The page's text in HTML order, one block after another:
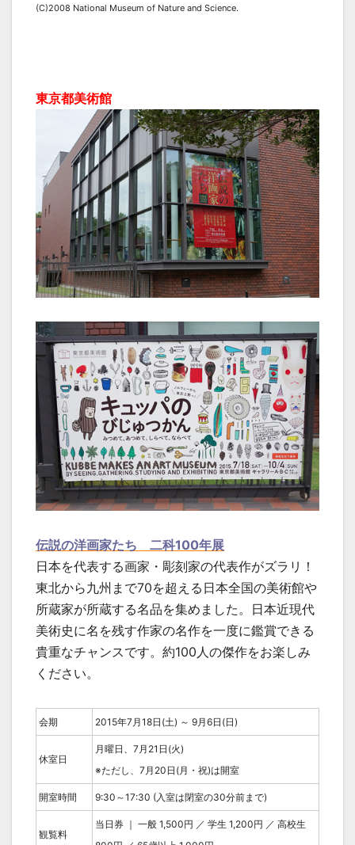
(C)2008 National Museum of Nature and Science.
東京都美術館
伝説の洋画家たち 二科100年展
日本を代表する画家・彫刻家の代表作がズラリ！
東北から九州まで70を超える日本全国の美術館や
所蔵家が所蔵する名品を集めました。日本近現代
美術史に名を残す作家の名作を一度に鑑賞できる
貴重なチャンスです。約100人の傑作をお楽しみ
ください。
会期 2015年7月18日(土) ～ 9月6日(日)
休室日
月曜日、7月21日(火)
※ただし、7月20日(月・祝)は開室
開室時間 9:30～17:30 (入室は閉室の30分前まで)
観覧料
当日券 ｜ 一般 1,500円 ／ 学生 1,200円 ／ 高校生